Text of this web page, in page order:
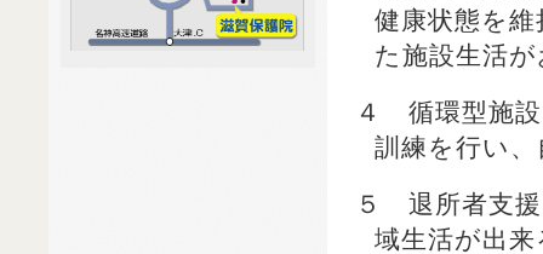
健康状態を
た施設生活
４ 循環型施設
訓練を行い
５ 退所者支援
域生活が出